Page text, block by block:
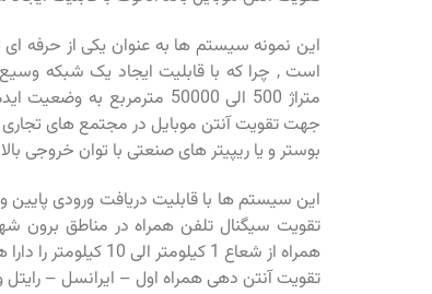
این نمونه سیستم ها به عنوان یکی از حرفه
است , چرا که با قابلیت ایجاد یک شبکه
متراژ 500 الی 50000
جهت تقویت آنتن موبایل در مجتمع های
بوستر و یا ریپیتر های صنعتی با توان خروجی بالا
این سیستم ها با قابلیت دریافت ورودی پایین
تقویت سیگنال تلفن همراه در مناطق
همراه از شعاع 1 کیلومتر الی 10 کیلومتر را دارا هستند که البته بسته به توان خروجی آنها متفاوت است
تقویت آنتن دهی همراه اول – ایرانسل – رایتل و